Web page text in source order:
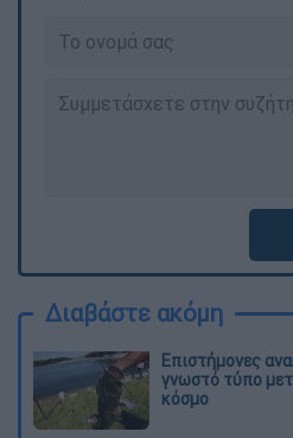
Διαβάστε ακόμη
Επιστήμονες
γνωστό τύπο
κόσμο